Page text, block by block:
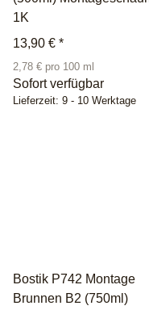
1K
13,90 € *
2,78 € pro 100 ml
Sofort verfügbar
Lieferzeit: 9 - 10 Werktage
Bostik P742 Montage
Brunnen B2 (750ml)